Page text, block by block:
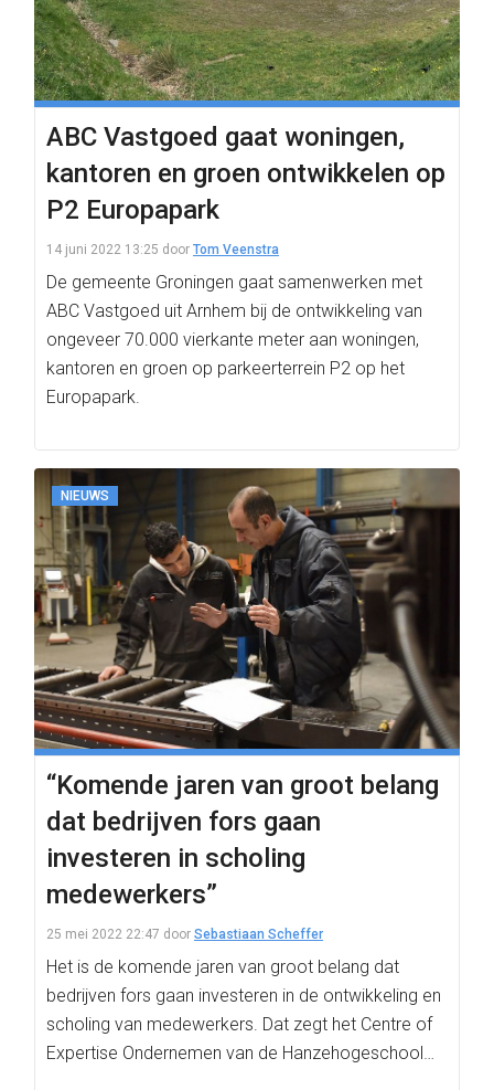
ABC Vastgoed gaat woningen,
kantoren en groen ontwikkelen op
P2 Europapark
14 juni 2022 13:25 door Tom Veenstra
De gemeente Groningen gaat samenwerken met
ABC Vastgoed uit Arnhem bij de ontwikkeling van
ongeveer 70.000 vierkante meter aan woningen,
kantoren en groen op parkeerterrein P2 op het
Europapark.
NIEUWS
“Komende jaren van groot belang
dat bedrijven fors gaan
investeren in scholing
medewerkers”
25 mei 2022 22:47 door Sebastiaan Scheffer
Het is de komende jaren van groot belang dat
bedrijven fors gaan investeren in de ontwikkeling en
scholing van medewerkers. Dat zegt het Centre of
Expertise Ondernemen van de Hanzehogeschool…